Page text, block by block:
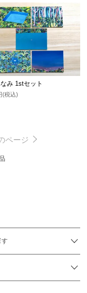
み 1stセット
(税込)
ページ